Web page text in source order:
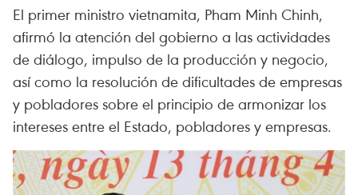
El primer ministro vietnamita, Pham Minh Chinh,
afirmó la atención del gobierno a las actividades
de diálogo, impulso de la producción y negocio,
así como la resolución de dificultades de empresas
y pobladores sobre el principio de armonizar los
intereses entre el Estado, pobladores y empresas.